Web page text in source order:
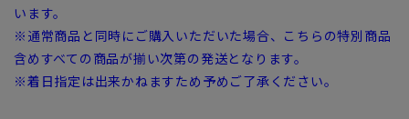
います。
※通常商品と同時にご購入いただいた場合、こちらの特別商品
含めすべての商品が揃い次第の発送となります。
※着日指定は出来かねますため予めご了承ください。